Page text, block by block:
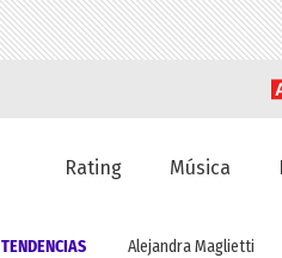
Rating Música
TENDENCIAS Alejandra Maglietti